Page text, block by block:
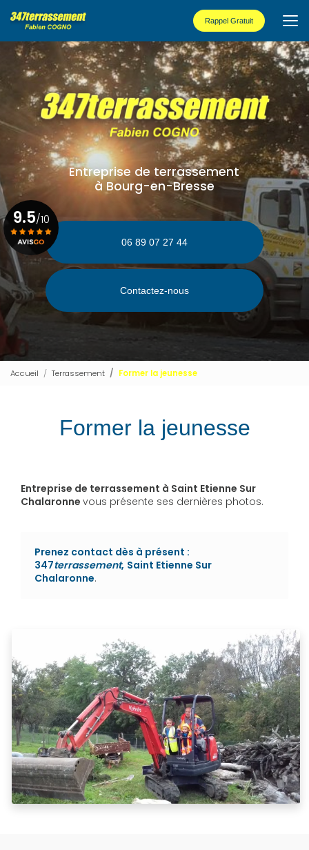
au
contenu
principal
Rappel Gratuit
Entreprise de terrassement
à Bourg-en-Bresse
06 89 07 27 44
Contactez-nous
9.5/10
Voir le certificat
Accueil Terrassement Former la jeunesse
Former la jeunesse
Entreprise de terrassement à Saint Etienne Sur
Chalaronne vous présente ses dernières photos.
Prenez contact dès à présent :
347terrassement, Saint Etienne Sur
Chalaronne.